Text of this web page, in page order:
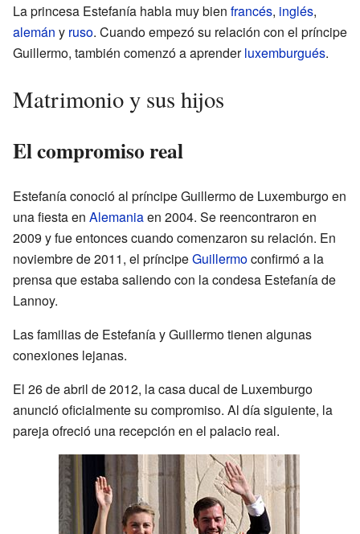
La princesa Estefanía habla muy bien francés, inglés,
alemán y ruso. Cuando empezó su relación con el príncipe
Guillermo, también comenzó a aprenderluxemburgués.
Matrimonio y sus hijos
El compromiso real
Estefanía conoció al príncipe Guillermo de Luxemburgo en
una fiesta en Alemaniaen 2004. Se reencontraron en
2009 y fue entonces cuando comenzaron su relación. En
noviembre de 2011, el príncipeGuillermoconfirmó a la
prensa que estaba saliendo con la condesa Estefanía de
Lannoy.
Las familias de Estefanía y Guillermo tienen algunas
conexiones lejanas.
El 26 de abril de 2012, la casa ducal de Luxemburgo
anunció oficialmente su compromiso. Al día siguiente, la
pareja ofreció una recepción en el palacio real.